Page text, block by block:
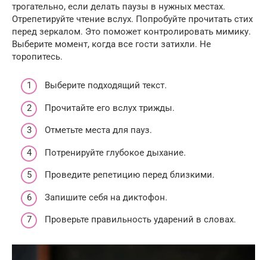
трогательно, если делать паузы в нужных местах.
Отрепетируйте чтение вслух. Попробуйте прочитать стих
перед зеркалом. Это поможет контролировать мимику.
Выберите момент, когда все гости затихли. Не
торопитесь.
Выберите подходящий текст.
Прочитайте его вслух трижды.
Отметьте места для пауз.
Потренируйте глубокое дыхание.
Проведите репетицию перед близкими.
Запишите себя на диктофон.
Проверьте правильность ударений в словах.